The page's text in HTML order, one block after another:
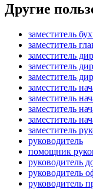
Другие
заместитель
заместитель
заместитель
заместитель
заместитель
заместитель
заместитель
заместитель
заместитель
заместитель
руководитель
помощник
руководитель
руководитель
руководитель